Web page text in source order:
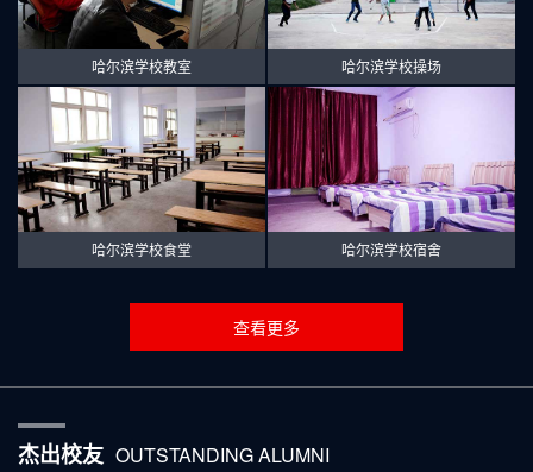
哈尔滨学校教室 哈尔滨学校操场
哈尔滨学校食堂 哈尔滨学校宿舍
查看更多
杰出校友 OUTSTANDING ALUMNI